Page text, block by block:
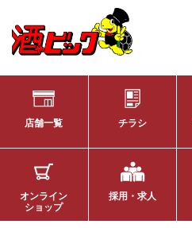
店舗一覧 チラシ
オンライン
ショップ
採用・求人